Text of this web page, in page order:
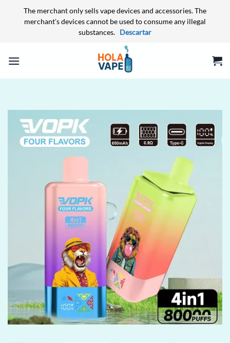
The merchant only sells vape devices and accessories. The
merchant's devices cannot be used to consume any illegal
substances. Descartar